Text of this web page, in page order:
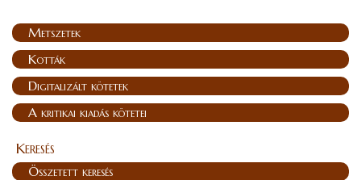
Metszetek
Kották
Digitalizált kötetek
A kritikai kiadás kötetei
Keresés
Összetett keresés